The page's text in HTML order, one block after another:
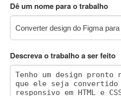
Dê um nome para o trabalho
Descreva o trabalho a ser feito